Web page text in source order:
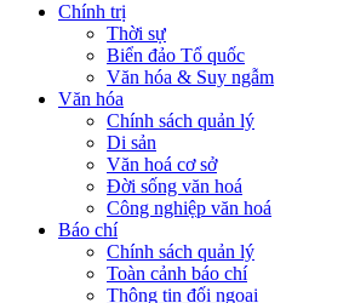
Chính trị
Thời sự
Biển đảo Tổ quốc
Văn hóa & Suy ngẫm
Văn hóa
Chính sách quản lý
Di sản
Văn hoá cơ sở
Đời sống văn hoá
Công nghiệp văn hoá
Báo chí
Chính sách quản lý
Toàn cảnh báo chí
Thông tin đối ngoại